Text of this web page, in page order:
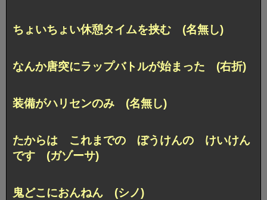
ちょいちょい休憩タイムを挟む (名無し)
なんか唐突にラップバトルが始まった (右折)
装備がハリセンのみ (名無し)
たからは これまでの ぼうけんの けいけん
です (ガゾーサ)
鬼どこにおんねん (シノ)